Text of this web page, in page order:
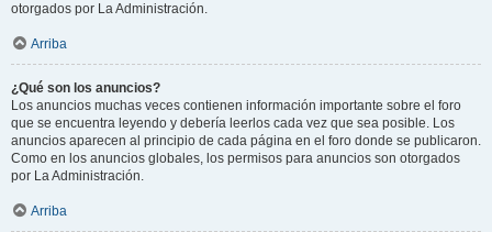
otorgados por La Administración.
Arriba
¿Qué son los anuncios?
Los anuncios muchas veces contienen información importante sobre el foro
que se encuentra leyendo y debería leerlos cada vez que sea posible. Los
anuncios aparecen al principio de cada página en el foro donde se publicaron.
Como en los anuncios globales, los permisos para anuncios son otorgados
por La Administración.
Arriba